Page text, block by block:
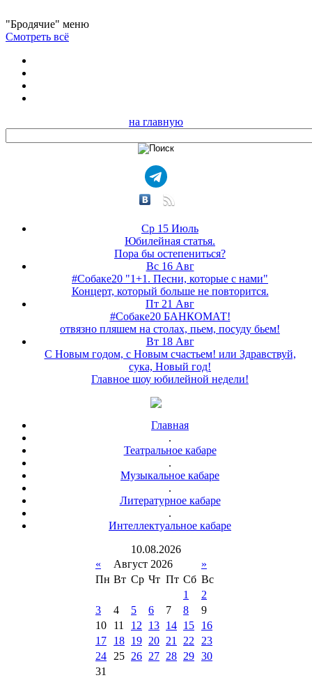
"Бродячие" меню
Смотреть всё
на главную
Ср 15 Июль
Юбилейная статья.
Пора бы остепениться?
Вс 16 Авг
#Собаке20 "1+1. Песни, которые с нами"
Концерт, который больше не повторится.
Пт 21 Авг
#Собаке20 БАНКОМАТ!
отвязно пляшем на столах, пьем, посуду бьем!
Вт 18 Авг
С Новым годом, с Новым счастьем! или Здравствуй,
сука, Новый год!
Главное шоу юбилейной недели!
Главная
.
Театральное кабаре
.
Музыкальное кабаре
.
Литературное кабаре
.
Интеллектуальное кабаре
10.08.2026
«
Август 2026
»
Пн Вт Ср Чт Пт Сб Вс
1
2
3
4 5 6 7 8
9
10
11 12 13 14 15
16
17
18 19 20 21 22
23
24
25 26 27 28 29 30
31